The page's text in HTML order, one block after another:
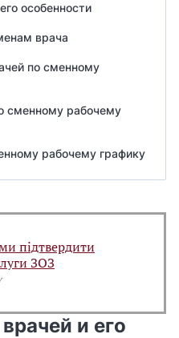
особенности
врача
по сменному
сменному рабочему
рабочему графику
підтвердити
ЗОЗ
и его